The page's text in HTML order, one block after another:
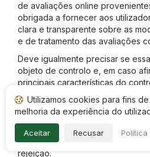
de avaliações online
obrigada a fornecer aos
clara e transparente sobre as
e de tratamento das avaliações
Deve igualmente precisar se
objeto de controlo e, em caso
principais características do
Deve apresentar a data da
atualizações.
Deve indicar aos consumidores
tenha sido publicada os motivos
rejeição.
Utilizamos cookies para fins
melhoria da experiência do
Aceitar Recusar